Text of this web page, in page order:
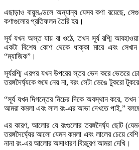
এছাড়াও বায়ুমণ্ডলে অন্যান্য যেসব কণা রয়েছে,
কণাগুলোর প্রতিফলন তৈরি হয়।
সূর্য যখন অস্ত যায় বা ওঠে, তখন সূর্য রশ্মি
একটা বিশেষ কোণ থেকে ধাক্কা মারে এবং
“ম্যাজিক”।
সূর্যরশ্মি এরপর যখন উপরের স্তর ভেদ করে
তরঙ্গদৈর্ঘ্যকে শুষে নেয় না, বরং সেটা ভেঙে টুকরো
“সূর্য যখন দিগন্তের নিচের দিকে অবস্থান করে,
আমরা কমলা এবং লাল রং-এর আভা দেখতে পাই,”
এর কারণ, আলোর যে রংগুলোর তরঙ্গদৈর্ঘ্য ছোট
তরঙ্গদৈর্ঘ্যের আলো যেমন কমলা এবং লালের চেয়ে
নানা রং-এর আলোর অসাধারণ বিচ্ছুরণ আমরা দেখি।